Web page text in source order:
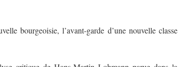
bourgeoisie, l’avant-garde d’une nouvelle classe